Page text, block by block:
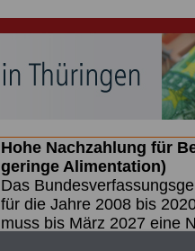
Hohe Nachzahlung für
geringe Alimentation)
Das
für die Jahre 2008 bis
muss bis März 2027 eine